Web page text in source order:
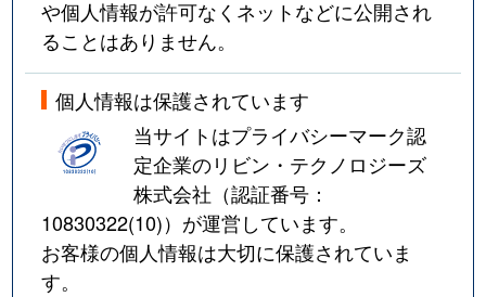
や個人情報が許可なくネットなどに公開され
ることはありません。
個人情報は保護されています
当サイトはプライバシーマーク認
定企業のリビン・テクノロジーズ
株式会社（認証番号：
10830322(10)）が運営しています。
お客様の個人情報は大切に保護されていま
す。